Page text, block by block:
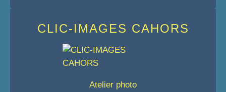
CLIC-IMAGES CAHORS
Atelier photo